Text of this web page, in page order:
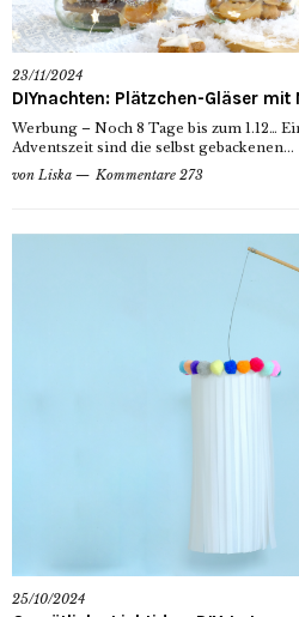
23/11/2024
DIYnachten: Plätzchen-Gläser
Werbung – Noch 8 Tage bis zum 1.12…
Adventszeit sind die selbst gebackenen...
von Liska Kommentare 273
25/10/2024